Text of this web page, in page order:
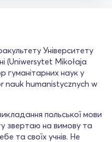
Університету
(Uniwersytet Mikołaja
гуманітарних наук у
nauk humanistycznych w
польської мови
звертаю на вимову та
та своїх учнів. Не